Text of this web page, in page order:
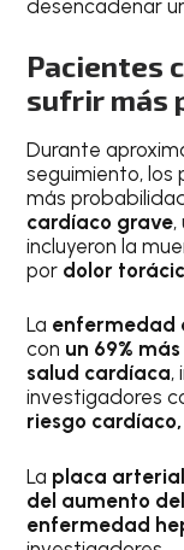
desencadenar
Pacientes
sufrir más
Durante
seguimiento, los
más
cardíaco grave,
incluyeron la
por dolor
La enfermedad
con un 69%
salud cardíaca,
investigadores
riesgo cardíaco,
La placa
del aumento
enfermedad